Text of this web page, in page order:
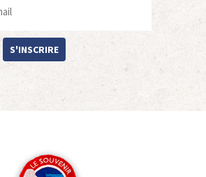
S'INSCRIRE